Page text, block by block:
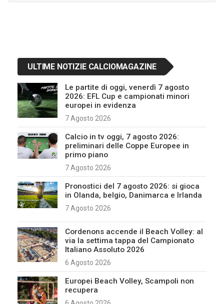
ULTIME NOTIZIE CALCIOMAGAZINE
Le partite di oggi, venerdì 7 agosto
2026: EFL Cup e campionati minori
europei in evidenza
7 Agosto 2026
Calcio in tv oggi, 7 agosto 2026:
preliminari delle Coppe Europee in
primo piano
7 Agosto 2026
Pronostici del 7 agosto 2026: si gioca
in Olanda, belgio, Danimarca e Irlanda
7 Agosto 2026
Cordenons accende il Beach Volley: al
via la settima tappa del Campionato
Italiano Assoluto 2026
6 Agosto 2026
Europei Beach Volley, Scampoli non
recupera